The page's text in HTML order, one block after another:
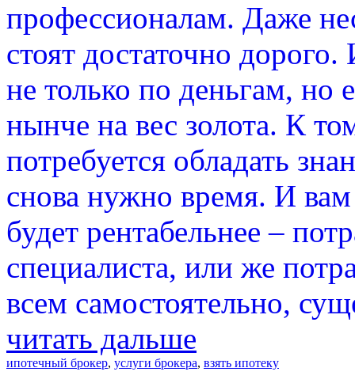
профессионалам. Даже
стоят достаточно
не только по деньгам,
нынче на вес золота. К
потребуется обладать
снова нужно время. И вам
будет рентабельнее –
специалиста, или же
всем самостоятельно,
читать дальше
ипотечный брокер, услуги брокера, взять ипотеку